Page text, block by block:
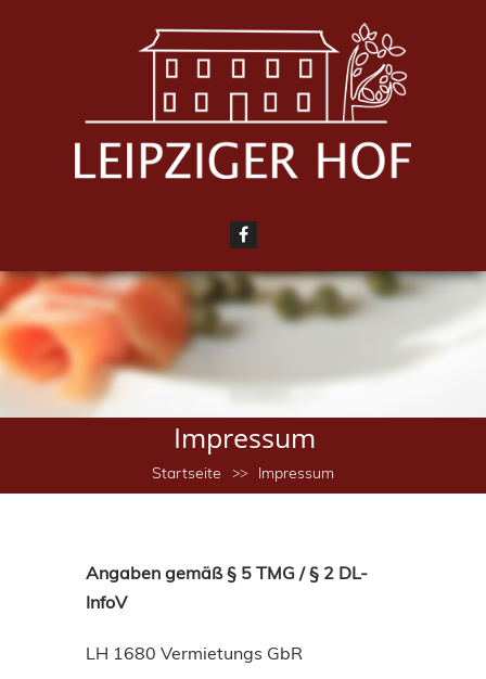
Impressum
Startseite >> Impressum
Angaben gemäß § 5 TMG / § 2 DL-
InfoV
LH 1680 Vermietungs GbR